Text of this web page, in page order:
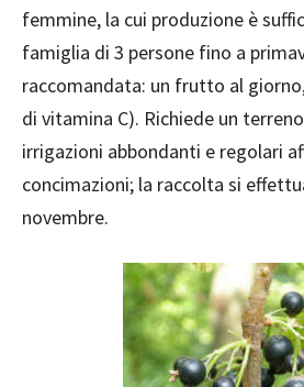
femmine, la cui produzione è
famiglia di 3 persone fino a
raccomandata: un frutto al
di vitamina C). Richiede un
irrigazioni abbondanti e regolari
concimazioni; la raccolta si
novembre.